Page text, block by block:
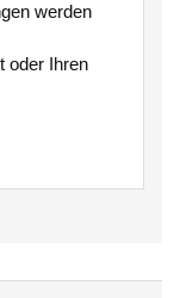
werden
oder Ihren